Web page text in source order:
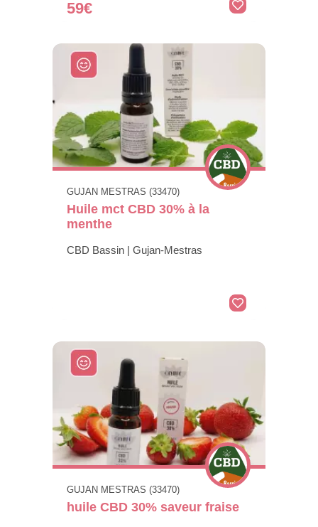
59€
GUJAN MESTRAS (33470)
Huile mct CBD 30% à la
menthe
CBD Bassin | Gujan-Mestras
GUJAN MESTRAS (33470)
huile CBD 30% saveur fraise